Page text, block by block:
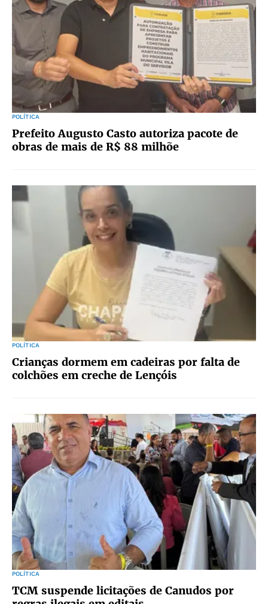
POLÍTICA
Prefeito Augusto Casto autoriza pacote de
obras de mais de R$ 88 milhõe
POLÍTICA
Crianças dormem em cadeiras por falta de
colchões em creche de Lençóis
POLÍTICA
TCM suspende licitações de Canudos por